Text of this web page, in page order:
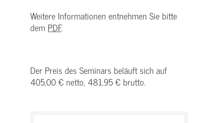
Weitere Informationen entnehmen Sie bitte
dem PDF.
Der Preis des Seminars beläuft sich auf
405,00 € netto, 481,95 € brutto.